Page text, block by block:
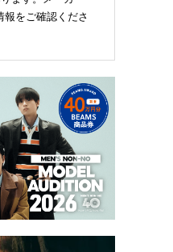
報をご確認くださ